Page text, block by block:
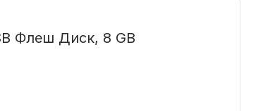
Флеш Диск, 8 GB